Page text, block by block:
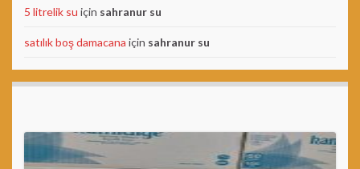
5 litrelik su için sahranur su
satılık boş damacana için sahranur su